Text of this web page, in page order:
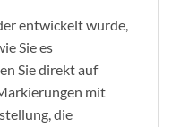
entwickelt wurde,
Sie es
Sie direkt auf
mit
die